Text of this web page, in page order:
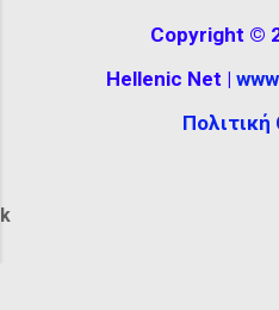
Copyright ©
Hellenic Net |
Πολιτική
k